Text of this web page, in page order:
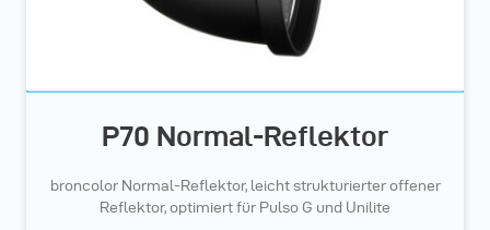
P70 Normal-Reflektor
broncolor Normal-Reflektor, leicht strukturierter offener
Reflektor, optimiert für Pulso G und Unilite